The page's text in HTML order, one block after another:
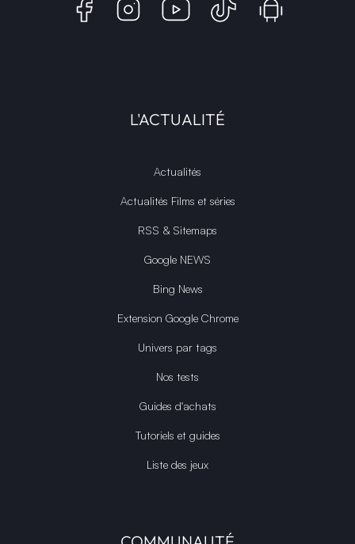
L'ACTUALITÉ
Actualités
Actualités Films et séries
RSS & Sitemaps
Google NEWS
Bing News
Extension Google Chrome
Univers par tags
Nos tests
Guides d'achats
Tutoriels et guides
Liste des jeux